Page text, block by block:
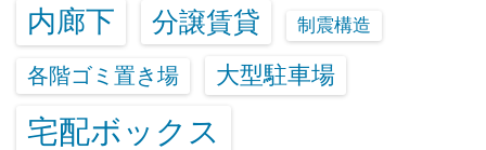
内廊下 分譲賃貸 制震構造
各階ゴミ置き場 大型駐車場
宅配ボックス